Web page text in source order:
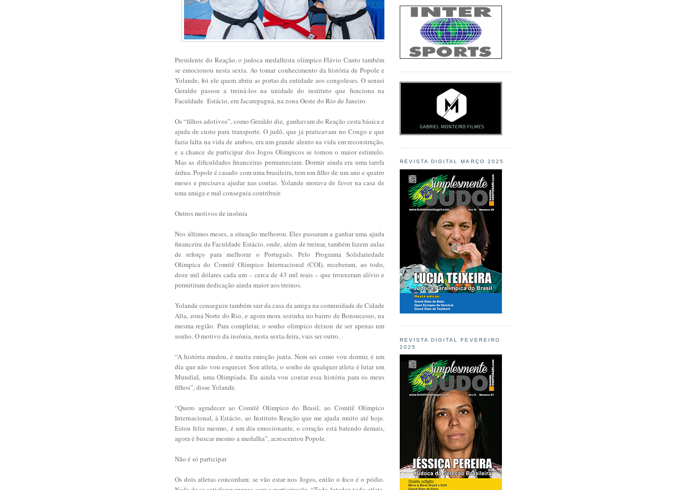
Presidente do Reação, o judoca medalhista olímpico Flávio Canto também
se emocionou nesta sexta. Ao tomar conhecimento da história de Popole e
Yolande, foi ele quem abriu as portas da entidade aos congoleses. O sensei
Geraldo passou a treiná-los na unidade do instituto que funciona na
Faculdade Estácio, em Jacarepaguá, na zona Oeste do Rio de Janeiro.
Os “filhos adotivos”, como Geraldo diz, ganhavam do Reação cesta básica e
ajuda de custo para transporte. O judô, que já praticavam no Congo e que
fazia falta na vida de ambos, era um grande alento na vida em reconstrução,
e a chance de participar dos Jogos Olímpicos se tornou o maior estímulo.
Mas as dificuldades financeiras permaneciam. Dormir ainda era uma tarefa
árdua. Popole é casado com uma brasileira, tem um filho de um ano e quatro
meses e precisava ajudar nas contas. Yolande morava de favor na casa de
uma amiga e mal conseguia contribuir.
Outros motivos de insônia
Nos últimos meses, a situação melhorou. Eles passaram a ganhar uma ajuda
financeira da Faculdade Estácio, onde, além de treinar, também fazem aulas
de reforço para melhorar o Português. Pelo Programa Solidariedade
Olímpica do Comitê Olímpico Internacional (COI), receberam, ao todo,
doze mil dólares cada um – cerca de 43 mil reais – que trouxeram alívio e
permitiram dedicação ainda maior aos treinos.
Yolande conseguiu também sair da casa da amiga na comunidade de Cidade
Alta, zona Norte do Rio, e agora mora sozinha no bairro de Bonsucesso, na
mesma região. Para completar, o sonho olímpico deixou de ser apenas um
sonho. O motivo da insônia, nesta sexta-feira, vais ser outro.
“A história mudou, é muita emoção junta. Nem sei como vou dormir, é um
dia que não vou esquecer. Sou atleta, o sonho de qualquer atleta é lutar um
Mundial, uma Olimpíada. Eu ainda vou contar essa história para os meus
filhos”, disse Yolande.
“Quero agradecer ao Comitê Olímpico do Brasil, ao Comitê Olímpico
Internacional, à Estácio, ao Instituto Reação que me ajuda muito até hoje.
Estou feliz mesmo, é um dia emocionante, o coração está batendo demais,
agora é buscar mesmo a medalha”, acrescentou Popole.
Não é só participar
Os dois atletas concordam: se vão estar nos Jogos, então o foco é o pódio.
REVISTA DIGITAL MARÇO 2025
REVISTA DIGITAL FEVEREIRO
2025